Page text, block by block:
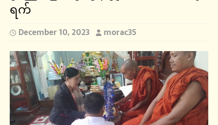
ရက်
December 10, 2023 morac35